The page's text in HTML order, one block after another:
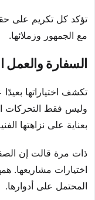
تؤكد كل تكريم على
مع الجمهور وزملائها.
السفارة والعمل
تكشف اختياراتها
وليس فقط التحركات
بعناية على نزاهتها
ذات مرة قالت إن
اختيارات مشاريعها.
المحتمل على أدوارها.